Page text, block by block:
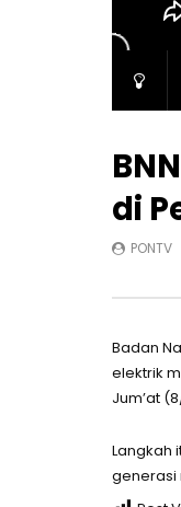
di
PONTV
Badan
elektrik
Jum’at
Langkah
generasi